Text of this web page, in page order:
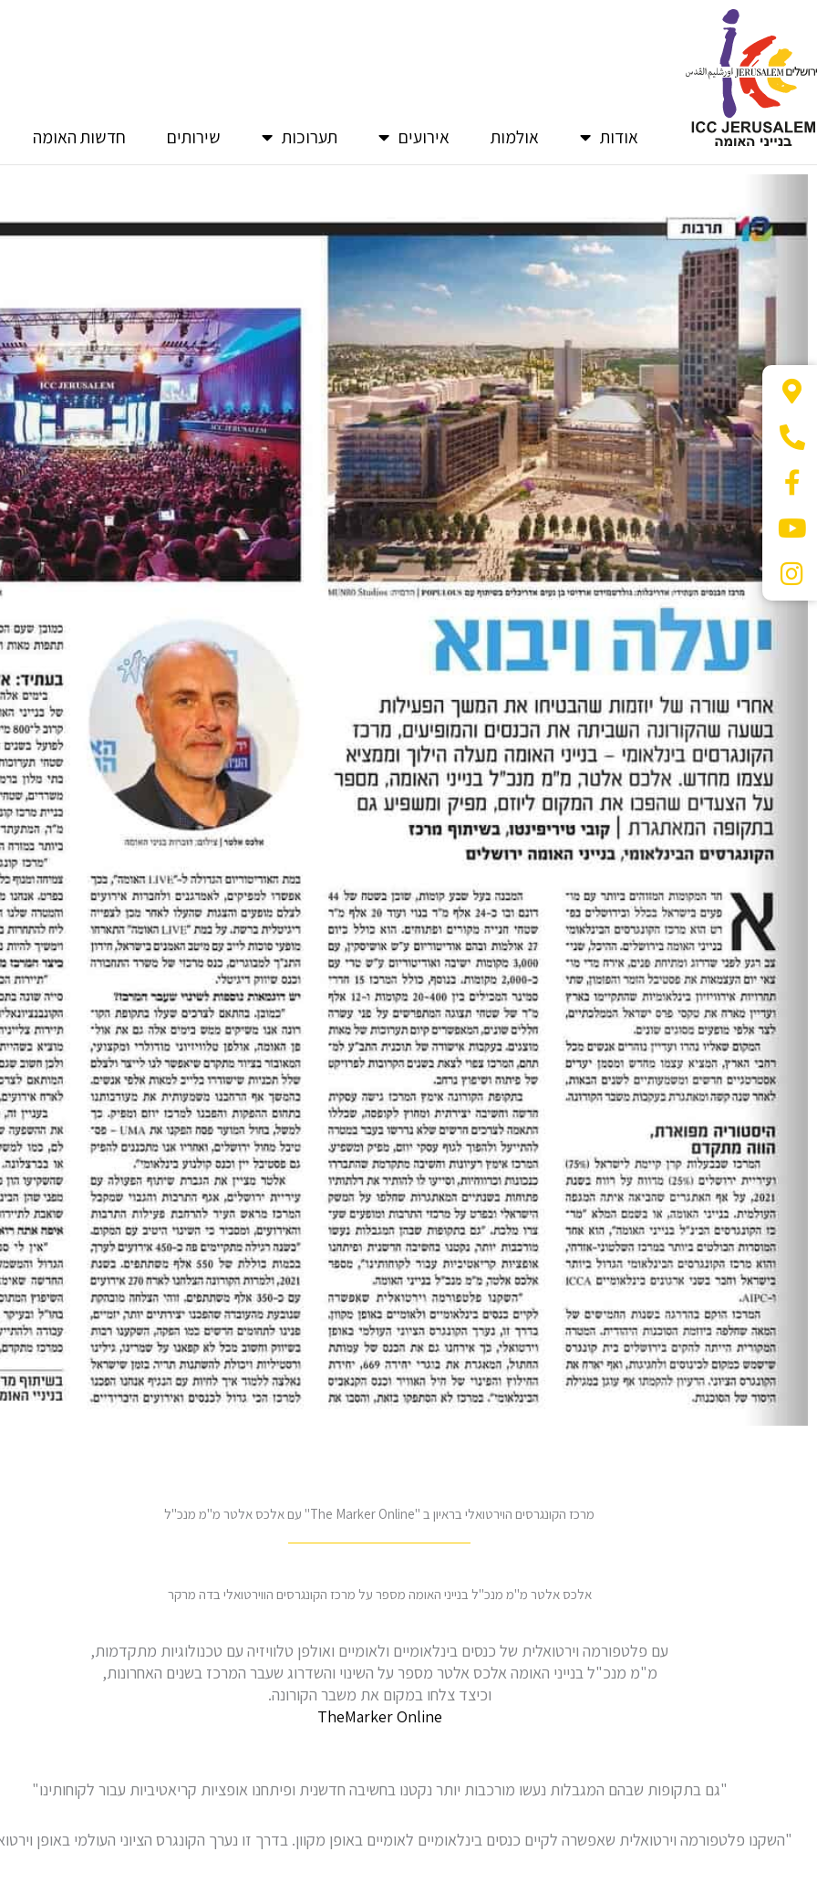
אודות אולמות אירועים תערוכות שירותים חדשות האומה
מרכז הקונגרסים הוירטואלי בראיון ב "The Marker Online" עם אלכס אלטר מ"מ מנכ"ל
אלכס אלטר מ"מ מנכ"ל בנייני האומה מספר על מרכז הקונגרסים הווירטואלי בדה מרקר
עם פלטפורמה וירטואלית של כנסים בינלאומיים ולאומיים ואולפן טלוויזיה עם טכנולוגיות מתקדמות,
מ"מ מנכ"ל בנייני האומה אלכס אלטר מספר על השינוי והשדרוג שעבר המרכז בשנים האחרונות,
וכיצד צלחו במקום את משבר הקורונה.
TheMarker Online
"גם בתקופות שבהם המגבלות נעשו מורכבות יותר נקטנו בחשיבה חדשנית ופיתחנו אופציות קריאטיביות עבור לקוחותינו"
"השקנו פלטפורמה וירטואלית שאפשרה לקיים כנסים בינלאומיים לאומיים באופן מקוון. בדרך זו נערך הקונגרס הציוני העולמי באופן